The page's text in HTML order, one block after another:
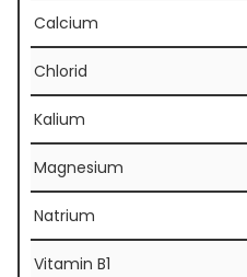
Calcium
Chlorid
Kalium
Magnesium
Natrium
Vitamin B1